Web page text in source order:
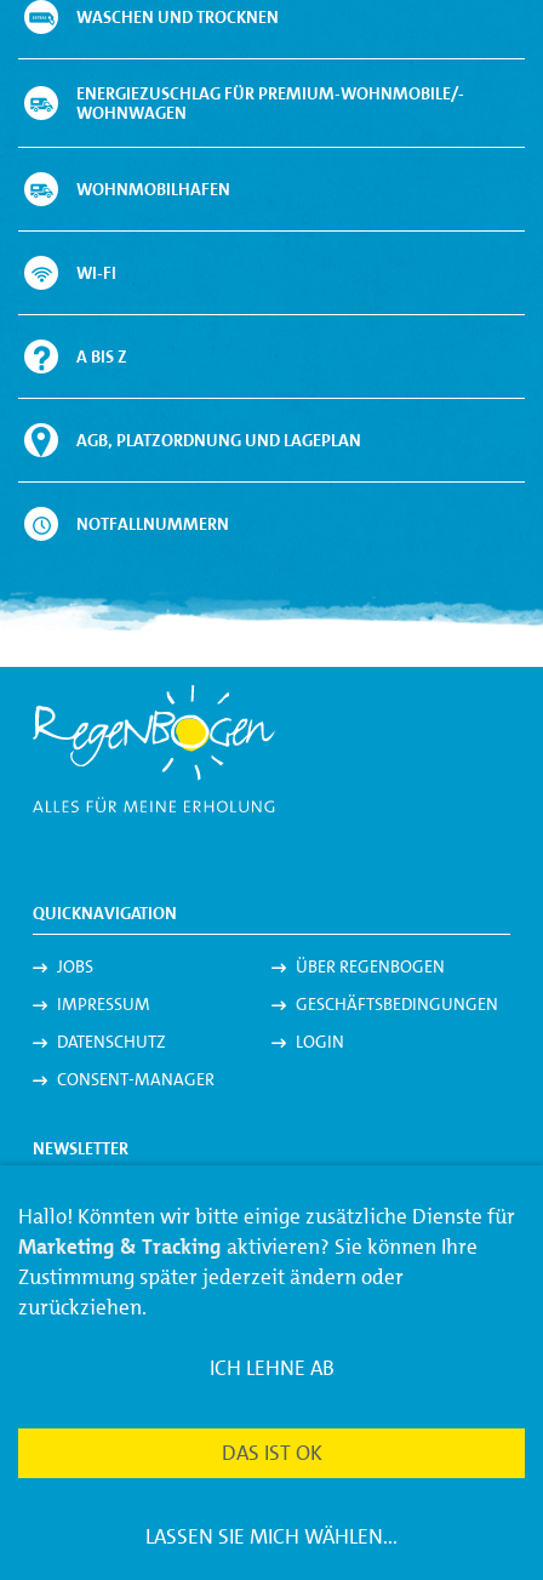
WASCHEN UND TROCKNEN
ENERGIEZUSCHLAG FÜR PREMIUM-WOHNMOBILE/-
WOHNWAGEN
WOHNMOBILHAFEN
WI-FI
A BIS Z
AGB, PLATZORDNUNG UND LAGEPLAN
NOTFALLNUMMERN
QUICKNAVIGATION
JOBS
ÜBER REGENBOGEN
IMPRESSUM
GESCHÄFTSBEDINGUNGEN
DATENSCHUTZ
LOGIN
CONSENT-MANAGER
NEWSLETTER
Jetzt den Regenbogen-Newsletter
abonnieren und keine
Angebote und Neuigkeiten mehr verpassen.
JETZT ANMELDEN
REGENBOGEN ANRUFEN/SCHREIBEN
urlaub (at) regenbogen.ag
Hallo! Könnten wir bitte einige zusätzliche Dienste für
Marketing & Tracking aktivieren? Sie können Ihre
Zustimmung später jederzeit ändern oder
zurückziehen.
LASSEN SIE MICH WÄHLEN...
ICH LEHNE AB
DAS IST OK